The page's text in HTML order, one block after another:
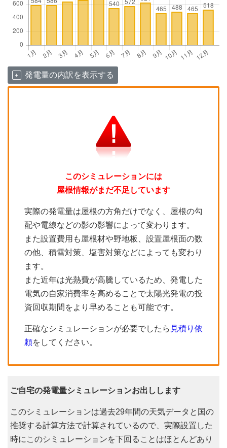
発電量の内訳を表示する
このシミュレーションには
屋根情報がまだ不足しています
実際の発電量は屋根の方角だけでなく、屋根の勾
配や電線などの影の影響によって変わります。
また設置費用も屋根材や野地板、設置屋根面の数
の他、積雪対策、塩害対策などによっても変わり
ます。
また近年は光熱費が高騰しているため、発電した
電気の自家消費率を高めることで太陽光発電の投
資回収期間をより早めることも可能です。
正確なシミュレーションが必要でしたら 見積り依
頼をしてください。
ご自宅の発電量シミュレーションお出しします
このシミュレーションは過去29年間の天気データと国の
推奨する計算方法で計算されているので、実際設置した
時にこのシミュレーションを下回ることはほとんどあり